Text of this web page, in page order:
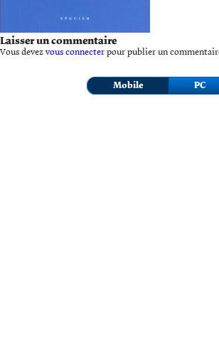
Laisser un commentaire
Vous devez vous connecter pour publier un
Mobile PC